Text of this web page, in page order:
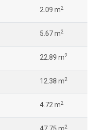
2.09 m2
5.67 m2
22.89 m2
12.38 m2
4.72 m2
2